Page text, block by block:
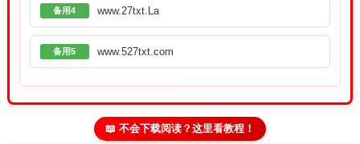
备用4 www.27txt.La
备用5 www.527txt.com
📖 不会下载阅读？这里看教程！